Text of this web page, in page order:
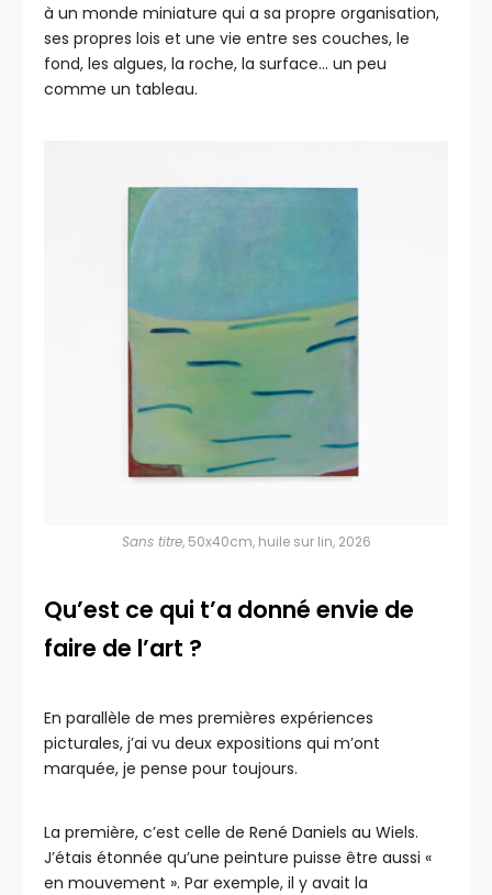
à un monde miniature qui a sa propre organisation,
ses propres lois et une vie entre ses couches, le
fond, les algues, la roche, la surface… un peu
comme un tableau.
Sans titre, 50x40cm, huile sur lin, 2026
Qu’est ce qui t’a donné envie de
faire de l’art ?
En parallèle de mes premières expériences
picturales, j’ai vu deux expositions qui m’ont
marquée, je pense pour toujours.
La première, c’est celle de René Daniels au Wiels.
J’étais étonnée qu’une peinture puisse être aussi «
en mouvement ». Par exemple, il y avait la